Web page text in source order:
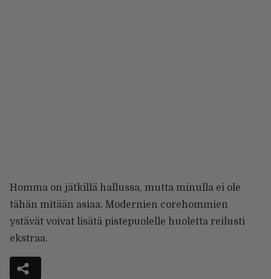
Homma on jätkillä hallussa, mutta minulla ei ole
tähän mitään asiaa. Modernien corehommien
ystävät voivat lisätä pistepuolelle huoletta reilusti
ekstraa.